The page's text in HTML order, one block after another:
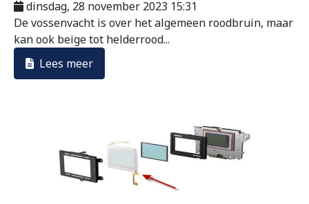
dinsdag, 28 november 2023 15:31
De vossenvacht is over het algemeen roodbruin, maar
kan ook beige tot helderrood...
Lees meer